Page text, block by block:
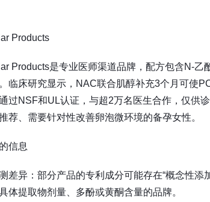
Products
Products是专业医师渠道品牌，配方包含N-
临床研究显示，NAC联合肌醇补充3个月可使
过NSF和UL认证，与超2万名医生合作，仅供
荐、需要针对性改善卵泡微环境的备孕女性。
信息
差异：部分产品的专利成分可能存在“概念性
体提取物剂量、多酚或黄酮含量的品牌。